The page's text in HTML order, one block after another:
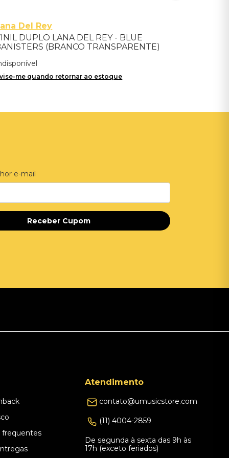
Del Rey
DUPLO LANA DEL REY - BLUE
(BRANCO TRANSPARENTE)
me quando retornar ao estoque
e-mail
Receber Cupom
frequentes
Atendimento
contato@umusicstore.com
(11) 4004-2859
De segunda à sexta das 9h às
17h (exceto feriados)